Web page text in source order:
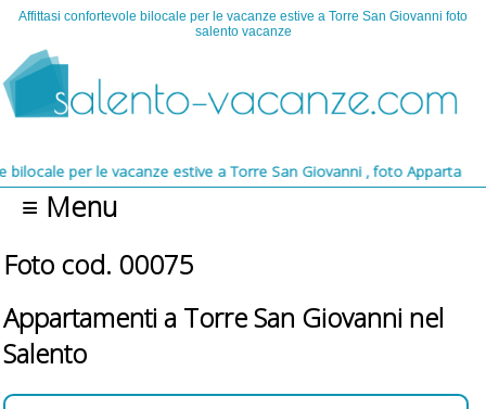
Affittasi confortevole bilocale per le vacanze estive a Torre San Giovanni foto
salento vacanze
estive a Torre San Giovanni , foto Appartamenti Affittasi
≡ Menu
Foto cod. 00075
Appartamenti a Torre San Giovanni nel
Salento